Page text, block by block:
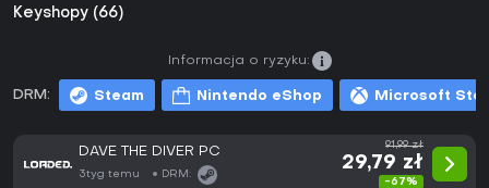
Keyshopy (66)
DRM: Steam Nintendo eShop Microsoft
Informacja o ryzyku:
DAVE THE DIVER PC
3tyg temu DRM:
91,99 zł
29,79 zł
-67%